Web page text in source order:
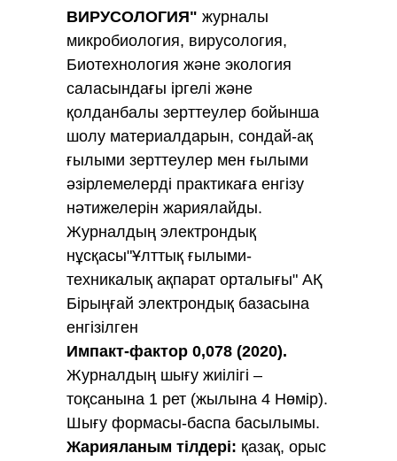
ВИРУСОЛОГИЯ" журналы
микробиология, вирусология,
Биотехнология және экология
саласындағы іргелі және
қолданбалы зерттеулер бойынша
шолу материалдарын, сондай-ақ
ғылыми зерттеулер мен ғылыми
әзірлемелерді практикаға енгізу
нәтижелерін жариялайды.
Журналдың электрондық
нұсқасы"Ұлттық ғылыми-
техникалық ақпарат орталығы" АҚ
Бірыңғай электрондық базасына
енгізілген
Импакт-фактор 0,078 (2020).
Журналдың шығу жиілігі –
тоқсанына 1 рет (жылына 4 Нөмір).
Шығу формасы-баспа басылымы.
Жарияланым тілдері: қазақ, орыс